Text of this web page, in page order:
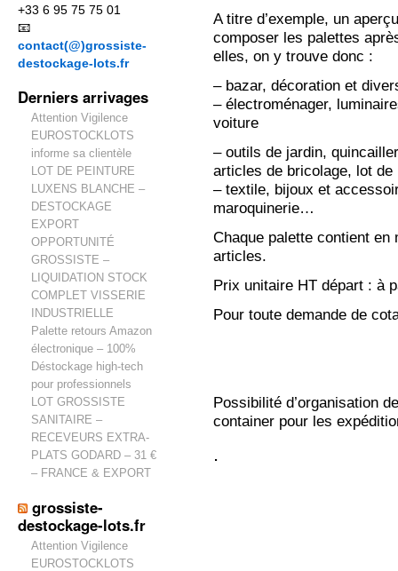
+33 6 95 75 75 01
📧
contact(@)grossiste-
destockage-lots.fr
Derniers arrivages
Attention Vigilence
EUROSTOCKLOTS
informe sa clientèle
LOT DE PEINTURE
LUXENS BLANCHE –
DESTOCKAGE
EXPORT
OPPORTUNITÉ
GROSSISTE –
LIQUIDATION STOCK
COMPLET VISSERIE
INDUSTRIELLE
Palette retours Amazon
électronique – 100%
Déstockage high-tech
pour professionnels
LOT GROSSISTE
SANITAIRE –
RECEVEURS EXTRA-
PLATS GODARD – 31 €
– FRANCE & EXPORT
grossiste-
destockage-lots.fr
Attention Vigilence
EUROSTOCKLOTS
A titre d’exemple, un
composer les palettes
elles, on y trouve donc :
– bazar, décoration et
– électroménager,
voiture
– outils de jardin,
articles de bricolage, lot
– textile, bijoux et
maroquinerie…
Chaque palette contient en
articles.
Prix unitaire HT départ : à
Pour toute demande de
Possibilité d’organisation
container pour les
.